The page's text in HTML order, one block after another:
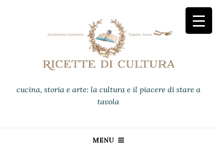
cucina, storia e arte: la cultura e il piacere di stare a
tavola
MENU